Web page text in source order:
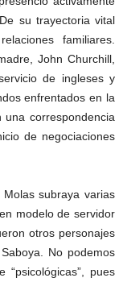
su trayectoria vital
familiares.
John Churchill,
de ingleses y
enfrentados en la
correspondencia
de negociaciones
subraya varias
modelo de servidor
otros personajes
No podemos
“psicológicas”, pues